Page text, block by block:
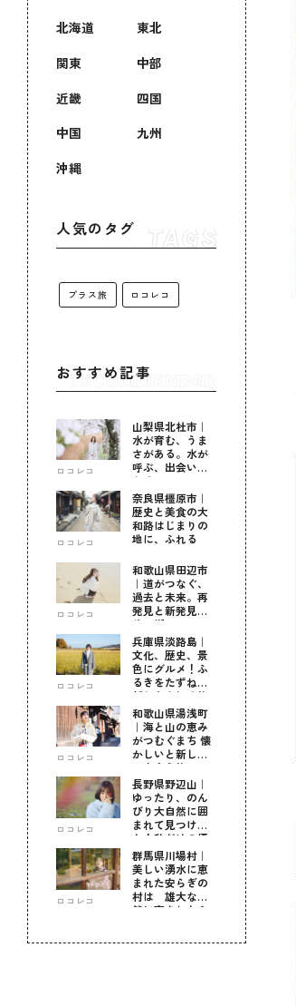
北海道
東北
関東
中部
近畿
四国
中国
九州
沖縄
人気のタグ
プラス旅 ロコレコ
おすすめ記事
ロコレコ
山梨県北杜市｜
水が育む、うま
さがある。水が
呼ぶ、出会いが
ある。
ロコレコ
奈良県橿原市｜
歴史と美食の大
和路はじまりの
地に、ふれる
ロコレコ
和歌山県田辺市
｜道がつなぐ、
過去と未来。再
発見と新発見の
待つ街へ
ロコレコ
兵庫県淡路島｜
文化、歴史、景
色にグルメ！ふ
るきをたずねて
新しきを知る旅
ロコレコ
和歌山県湯浅町
｜海と山の恵み
がつむぐまち 懐
かしいと新しい
に出会う旅
ロコレコ
長野県野辺山｜
ゆったり、のん
びり大自然に囲
まれて見つけ
た！私だけの優
しい自分時間
ロコレコ
群馬県川場村｜
美しい湧水に恵
まれた安らぎの
村は 雄大な自
然に育まれた心